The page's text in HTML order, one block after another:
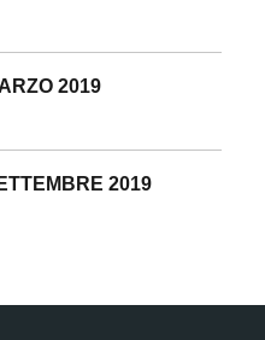
2019
2019